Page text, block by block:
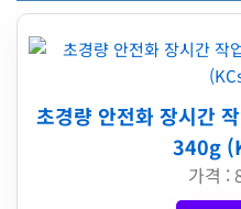
초경량 안전화 장시간
340g
가격 :